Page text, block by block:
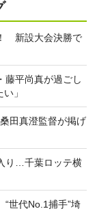
新設大会決勝で
平尚真が過ごし
」
田真澄監督が掲げ
り…千葉ロッテ横
世代No.1捕手”埼